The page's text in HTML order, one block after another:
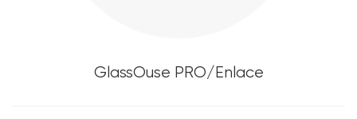
GlassOuse PRO/Enlace